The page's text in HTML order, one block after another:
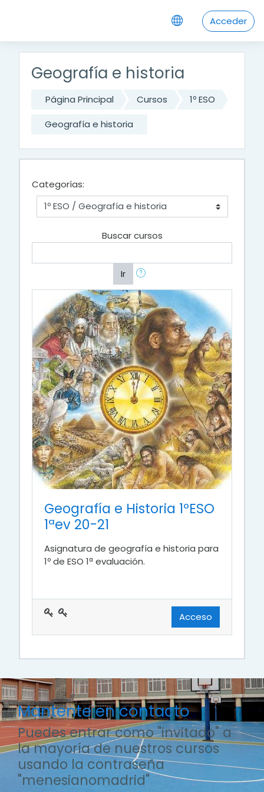
Acceder
Geografía e historia
Página Principal Cursos
1º ESO
Geografía e historia
Categorías:
Buscar cursos
Ir
Geografía e Historia 1ºESO
1ªev 20-21
Asignatura de geografía e historia para
1º de ESO 1ª evaluación.
Acceso
Mantente en contacto
Puedes entrar como "invitado" a
la mayoría de nuestros cursos
usando la contraseña
"menesianomadrid"